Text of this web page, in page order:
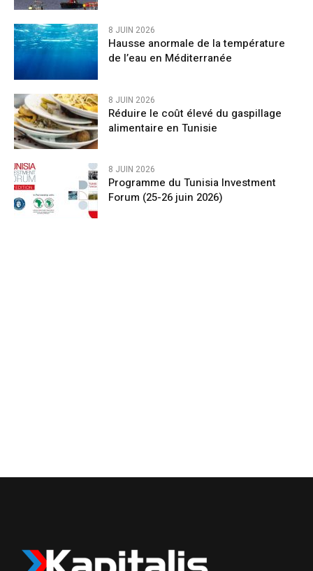
8 JUIN 2026
Hausse anormale de la température
de l’eau en Méditerranée
8 JUIN 2026
Réduire le coût élevé du gaspillage
alimentaire en Tunisie
8 JUIN 2026
Programme du Tunisia Investment
Forum (25-26 juin 2026)